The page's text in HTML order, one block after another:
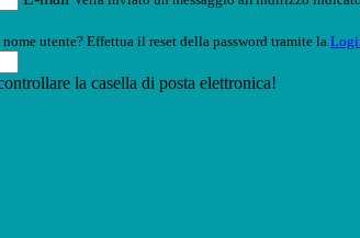
utente? Effettua il reset della password tramite la
la casella di posta elettronica!